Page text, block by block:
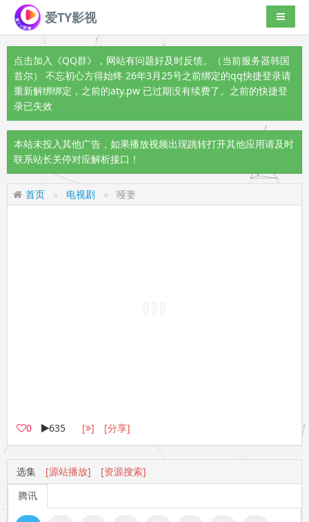
爱TY影视 导航切
点击加入《QQ群》
，网站有问题好及时反馈。（当前服务器韩国
首尔） 不忘初心方得始终 26年3月25号之前绑定的qq快捷登录请
重新解绑绑定，之前的aty.pw 已过期没有续费了。之前的快捷登
录已失效
本站未投入其他广告，如果播放视频出现跳转打开其他应用请及时
联系站长关停对应解析接口！
首页 电视剧 哑妻
0 635 [ ] [分享]
选集 [源站播放]
[资源搜索]
腾讯